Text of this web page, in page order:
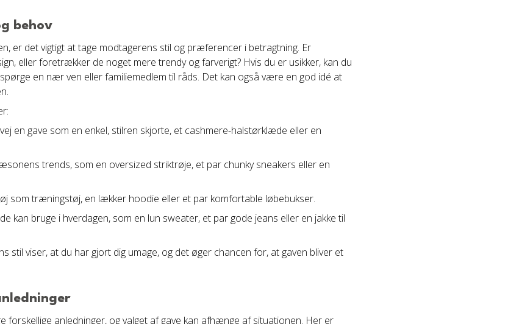
behov
er det vigtigt at tage modtagerens stil og præferencer i betragtning. Er
eller foretrækker de noget mere trendy og farverigt? Hvis du er usikker, kan du
en nær ven eller familiemedlem til råds. Det kan også være en god idé at
en gave som en enkel, stilren skjorte, et cashmere-halstørklæde eller en
trends, som en oversized striktrøje, et par chunky sneakers eller en
som træningstøj, en lækker hoodie eller et par komfortable løbebukser.
kan bruge i hverdagen, som en lun sweater, et par gode jeans eller en jakke til
stil viser, at du har gjort dig umage, og det øger chancen for, at gaven bliver et
forskellige anledninger, og valget af gave kan afhænge af situationen. Her er